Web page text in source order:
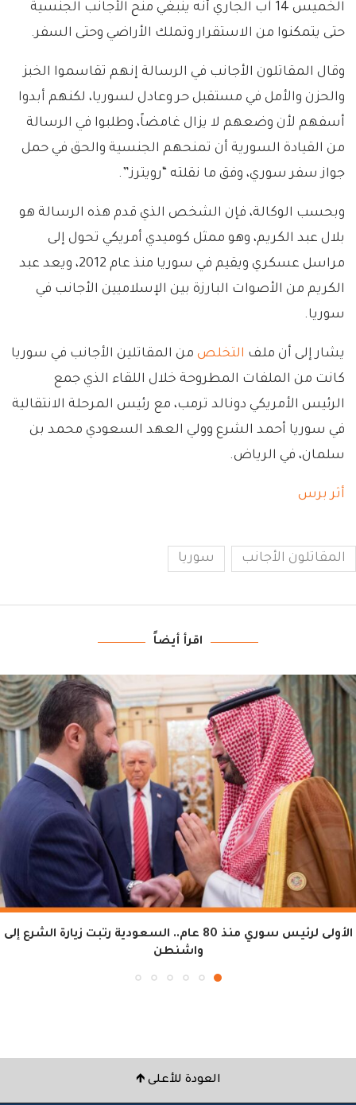
الخميس 14 آب الجاري أنه ينبغي منح الأجانب الجنسية
حتى يتمكنوا من الاستقرار وتملك الأراضي وحتى السفر.
وقال المقاتلون الأجانب في الرسالة إنهم تقاسموا الخبز
والحزن والأمل في مستقبل حر وعادل لسوريا، لكنهم أبدوا
أسفهم لأن وضعهم لا يزال غامضاً، وطلبوا في الرسالة
من القيادة السورية أن تمنحهم الجنسية والحق في حمل
جواز سفر سوري، وفق ما نقلته “رويترز”.
وبحسب الوكالة، فإن الشخص الذي قدم هذه الرسالة هو
بلال عبد الكريم، وهو ممثل كوميدي أمريكي تحول إلى
مراسل عسكري ويقيم في سوريا منذ عام 2012، ويعد عبد
الكريم من الأصوات البارزة بين الإسلاميين الأجانب في
سوريا.
يشار إلى أن ملف التخلص من المقاتلين الأجانب في سوريا
كانت من الملفات المطروحة خلال اللقاء الذي جمع
الرئيس الأمريكي دونالد ترمب، مع رئيس المرحلة الانتقالية
في سوريا أحمد الشرع وولي العهد السعودي محمد بن
سلمان، في الرياض.
أثر برس
المقاتلون الأجانب سوريا
اقرأ أيضاً
الأولى لرئيس سوري منذ 80 عام.. السعودية رتبت زيارة الشرع إلى
واشنطن
العودة للأعلى 🡹